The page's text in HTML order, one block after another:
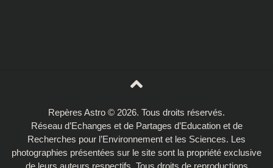
Repères Astro © 2026. Tous droits réservés.
Réseau d’Echanges et de Partages d’Education et de
Recherches pour l’Environnement et les Sciences. Les
photographies présentées sur le site sont la propriété exclusive
de leurs auteurs respectifs. Tous droits de reproductions